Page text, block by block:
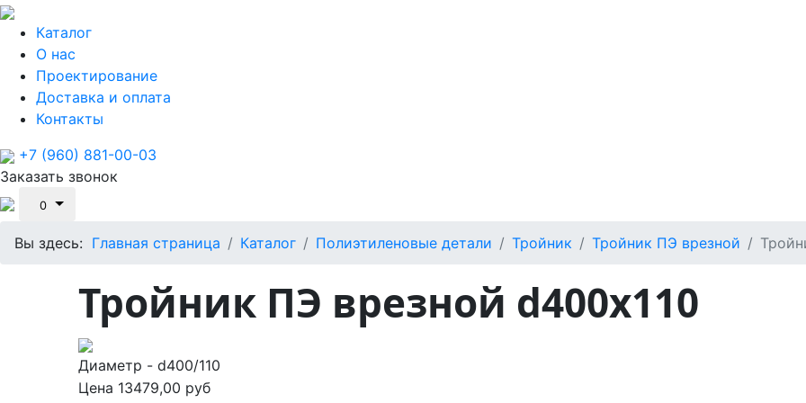
Каталог
О нас
Проектирование
Доставка и оплата
Контакты
+7 (960) 881-00-03
Заказать звонок
0
Вы здесь: Главная страница Каталог Полиэтиленовые детали Тройник Тройник ПЭ врезной
Тройник ПЭ врезной d400х110
Диаметр - d400/110
Цена 13479,00 руб